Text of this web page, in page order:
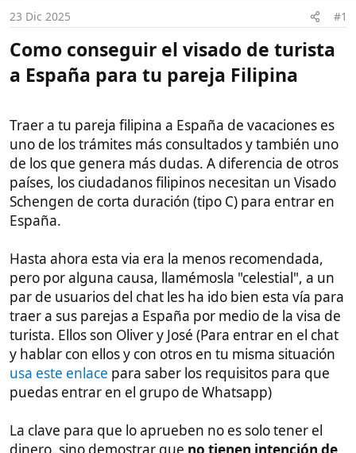
i
a España para tu pareja Filipina​
Traer a tu pareja filipina a España de vacaciones es
uno de los trámites más consultados y también uno
Schengen de corta duración (tipo C) para entrar en
España.
Hasta ahora esta via era la menos recomendada,
pero por alguna causa, llamémosla "celestial", a un
par de usuarios del chat les ha ido bien esta vía para
traer a sus parejas a España por medio de la visa de
y hablar con ellos y con otros en tu misma situación
usa este enlacepara saber los requisitos para que
puedas entrar en el grupo de Whatsapp)
La clave para que lo aprueben no es solo tener el
dinero, sino demostrar que no tienen intención de
quedarse ilegalmente en España. El consulado
busca "arraigo" (razones para volver a Filipinas).
debes hacer tú en España y lo que debe hacer ella (o
él) en Filipinas.